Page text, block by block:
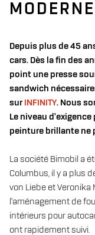
MODERNE
Depuis plus de 45
cars. Dès la fin des
point une presse
sandwich
surINFINITY. Nous
Le niveau d'exigence
peinture brillante ne
La société Bimobil a
Columbus, il y a plus
von Liebe et
l'aménagement de
intérieurs pour
ont rapidement suivi.